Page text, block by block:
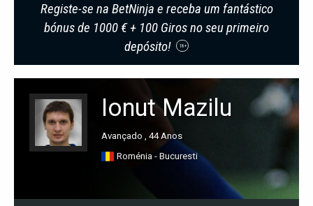
Registe-se na BetNinja e receba um fantástico
bónus de 1000 € + 100 Giros no seu primeiro
depósito!
18+
Ionut Mazilu
Avançado , 44 Anos
Roménia - Bucuresti